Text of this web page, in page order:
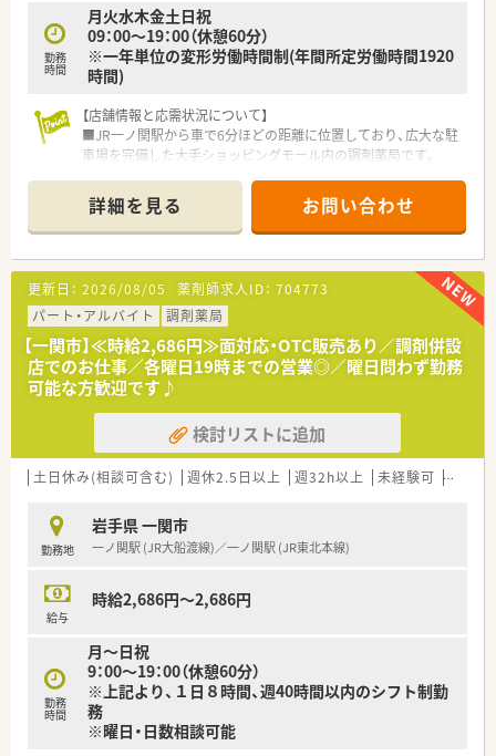
勤務
時間
月火水木金土日祝
09：00～19：00（休憩60分）
※一年単位の変形労働時間制(年間所定労働時間1920
時間)
【店舗情報と応需状況について】
■JR一ノ関駅から車で6分ほどの距離に位置しており、広大な駐
車場を完備した大手ショッピングモール内の調剤薬局です。
しており、毎月約800枚という豊富な処方箋数に対応していま
す。
■面分業がメインのため、取り扱う医薬品の品目数が非常に多
く、幅広い処方知識を吸収しながらスキルアップを目指せます。
【法人特徴について】
■国内の小売業界で圧倒的なシェアを誇る大手グループが運営
しており、非常に安定した経営基盤と福利厚生が大きな魅力で
す。
■ショッピングモールを地域医療の拠点と捉え、衣食住の全てか
ら健康をトータルサポートする事業を展開しております。
■地域社会のニーズを先取りするヘルスケアステーションとし
て、薬剤師が中心となって健康づくりに寄与できる組織です。
【こんな方にオススメ】
連休を取って趣味の時間を充実させたい方に強く推奨します。
■将来的に薬局運営以外のキャリアも視野に入れており、大手企
業の基盤を活かして多様な職種に挑戦したい意欲的な方です。
活の基盤を安定させながら長く働き続けたい方に最適です。
詳細を見る お問い合わせ
更新日： 2026/08/05 薬剤師求人ID： 704773
パート・アルバイト
調剤薬局
【一関市】≪時給2,686円≫面対応・OTC販売あり／調剤併設
店でのお仕事／各曜日19時までの営業◎／曜日問わず勤務
可能な方歓迎です♪
検討リストに追加
土日休み(相談可含む) 週休2.5日以上 週32h以上 未経験可 ブラン
勤務地
岩手県 一関市
一ノ関駅 (JR大船渡線)／一ノ関駅 (JR東北本線)
給与
時給2,686円～2,686円
勤務
時間
月～日祝
9：00～19：00（休憩60分）
※上記より、１日８時間、週40時間以内のシフト制勤
務
※曜日・日数相談可能